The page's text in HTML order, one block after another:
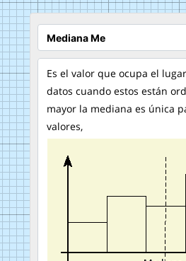
Es el valor que ocupa el
datos cuando estos están
mayor la mediana es única
valores,